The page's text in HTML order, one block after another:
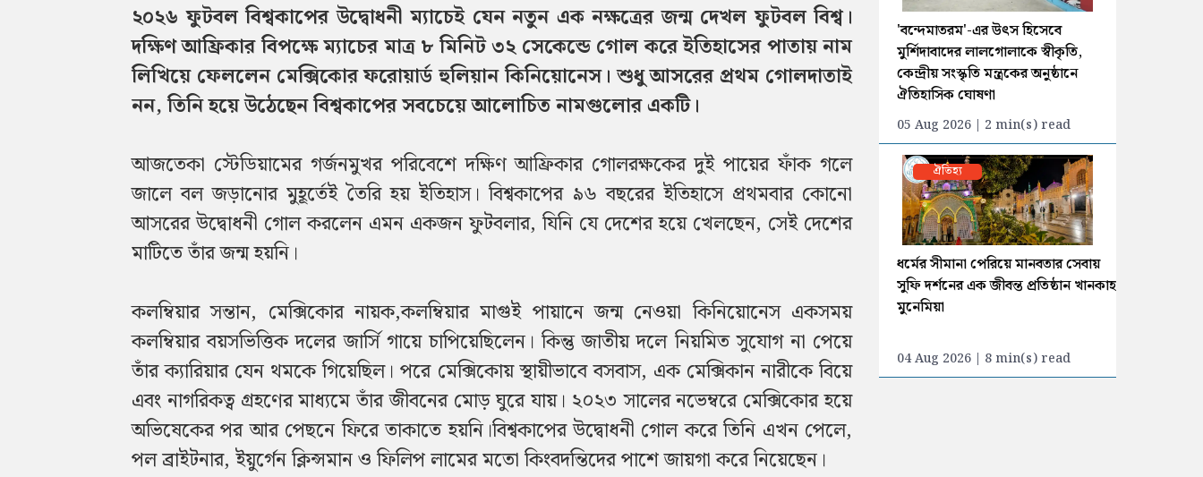
২০২৬ ফুটবল বিশ্বকাপের উদ্বোধনী ম্যাচেই যেন নতুন এক নক্ষত্রের জন্ম দেখল ফুটবল বিশ্ব।
দক্ষিণ আফ্রিকার বিপক্ষে ম্যাচের মাত্র ৮ মিনিট ৩২ সেকেন্ডে গোল করে ইতিহাসের পাতায় নাম
লিখিয়ে ফেললেন মেক্সিকোর ফরোয়ার্ড হুলিয়ান কিনিয়োনেস। শুধু আসরের প্রথম গোলদাতাই
নন, তিনি হয়ে উঠেছেন বিশ্বকাপের সবচেয়ে আলোচিত নামগুলোর একটি।
আজতেকা স্টেডিয়ামের গর্জনমুখর পরিবেশে দক্ষিণ আফ্রিকার গোলরক্ষকের দুই পায়ের ফাঁক গলে
জালে বল জড়ানোর মুহূর্তেই তৈরি হয় ইতিহাস। বিশ্বকাপের ৯৬ বছরের ইতিহাসে প্রথমবার কোনো
আসরের উদ্বোধনী গোল করলেন এমন একজন ফুটবলার, যিনি যে দেশের হয়ে খেলছেন, সেই দেশের
মাটিতে তাঁর জন্ম হয়নি।
কলম্বিয়ার সন্তান, মেক্সিকোর নায়ক,কলম্বিয়ার মাগুই পায়ানে জন্ম নেওয়া কিনিয়োনেস একসময়
কলম্বিয়ার বয়সভিত্তিক দলের জার্সি গায়ে চাপিয়েছিলেন। কিন্তু জাতীয় দলে নিয়মিত সুযোগ না পেয়ে
তাঁর ক্যারিয়ার যেন থমকে গিয়েছিল। পরে মেক্সিকোয় স্থায়ীভাবে বসবাস, এক মেক্সিকান নারীকে বিয়ে
এবং নাগরিকত্ব গ্রহণের মাধ্যমে তাঁর জীবনের মোড় ঘুরে যায়। ২০২৩ সালের নভেম্বরে মেক্সিকোর হয়ে
অভিষেকের পর আর পেছনে ফিরে তাকাতে হয়নি।বিশ্বকাপের উদ্বোধনী গোল করে তিনি এখন পেলে,
পল ব্রাইটনার, ইয়ুর্গেন ক্লিন্সমান ও ফিলিপ লামের মতো কিংবদন্তিদের পাশে জায়গা করে নিয়েছেন।
'বন্দেমাতরম'-এর উৎস হিসেবে
মুর্শিদাবাদের লালগোলাকে স্বীকৃতি,
কেন্দ্রীয় সংস্কৃতি মন্ত্রকের অনুষ্ঠানে
ঐতিহাসিক ঘোষণা
05 Aug 2026 | 2 min(s) read
ঐতিহ্য
ধর্মের সীমানা পেরিয়ে মানবতার সেবায়
সুফি দর্শনের এক জীবন্ত প্রতিষ্ঠান খানকাহ
মুনেমিয়া
04 Aug 2026 | 8 min(s) read